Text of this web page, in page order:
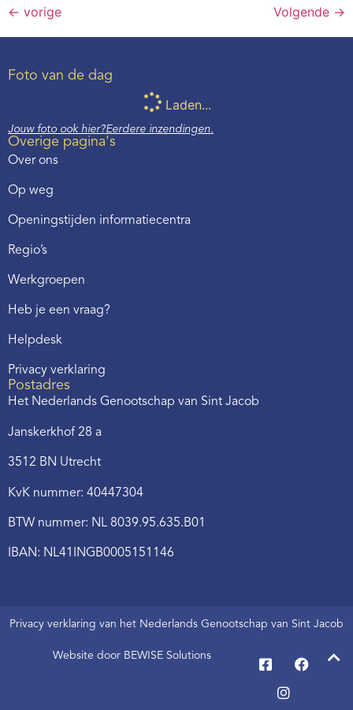
← vorige Volgende →
Foto van de dag
Laden...
Jouw foto ook hier?Eerdere inzendingen.
Overige pagina's
Over ons
Op weg
Openingstijden informatiecentra
Regio’s
Werkgroepen
Heb je een vraag?
Helpdesk
Privacy verklaring
Postadres
Het Nederlands Genootschap van Sint Jacob
Janskerkhof 28 a
3512 BN Utrecht
KvK nummer: 40447304
BTW nummer: NL 8039.95.635.B01
IBAN: NL41INGB0005151146
Privacy verklaring van het Nederlands Genootschap van Sint Jacob
Website door BEWISE Solutions